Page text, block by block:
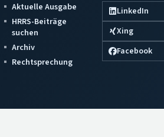
Aktuelle Ausgabe
HRRS-Beiträge
suchen
Archiv
Rechtsprechung
LinkedIn
Xing
Facebook